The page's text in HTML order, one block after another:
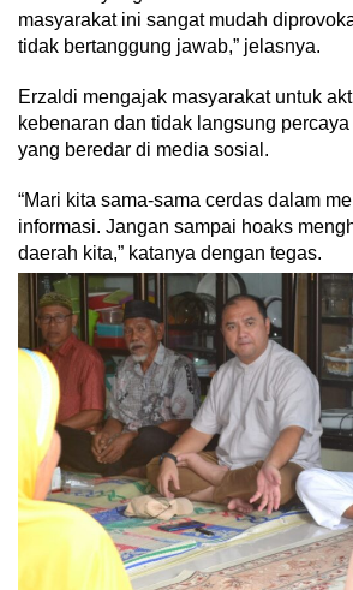
masyarakat ini sangat mudah
tidak bertanggung jawab,” jelasnya.
Erzaldi mengajak masyarakat untuk
kebenaran dan tidak langsung
yang beredar di media sosial.
“Mari kita sama-sama cerdas dalam
informasi. Jangan sampai hoaks
daerah kita,” katanya dengan tegas.